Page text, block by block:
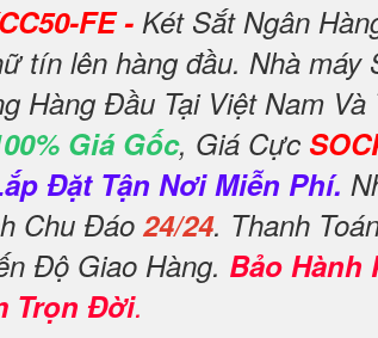
FE - Két Sắt Ngân
tín lên hàng đầu. Nhà
Hàng Đầu Tại Việt Nam Và
Giá Gốc, Giá Cực
Đặt Tận Nơi Miễn Phí.
Chu Đáo 24/24. Thanh
Độ Giao Hàng. Bảo Hành
Trọn Đời.